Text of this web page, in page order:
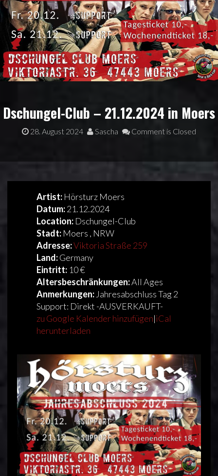
Dschungel-Club – 21.12.2024 in Moers
28. August 2024 Sascha Comment is Closed
Artist: Hörsturz Moers
Datum:21.12.2024
Location: Dschungel-Club
Stadt: Moers , NRW
Adresse:Viktoria Straße 259
Land:Germany
Eintritt: 10 €
Altersbeschränkungen:All Ages
Anmerkungen: Jahresabschluss Tag 2
Support: Direkt -AUSVERKAUFT-
zu Google Kalender hinzufügen|iCal
herunterladen